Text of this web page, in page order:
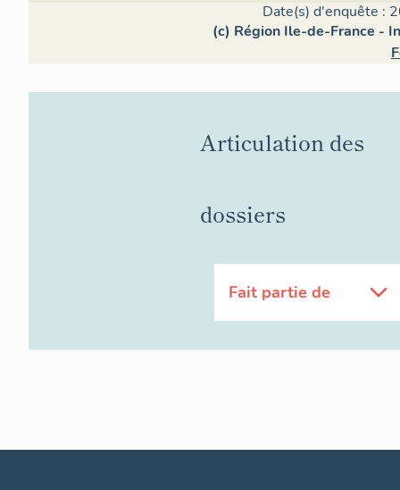
Date(s) d'enquête :
(c) Région Ile-de-France -
Articulation des
dossiers
Fait partie de